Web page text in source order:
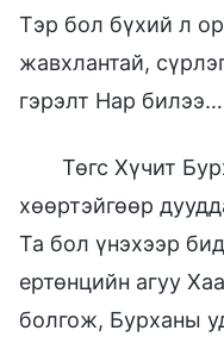
Тэр бол бүхий л
жавхлантай,
гэрэлт Нар билээ…
Төгс Хүчит
хөөртэйгөөр
Та бол үнэхээр
ертөнцийн агуу
болгож, Бурханы